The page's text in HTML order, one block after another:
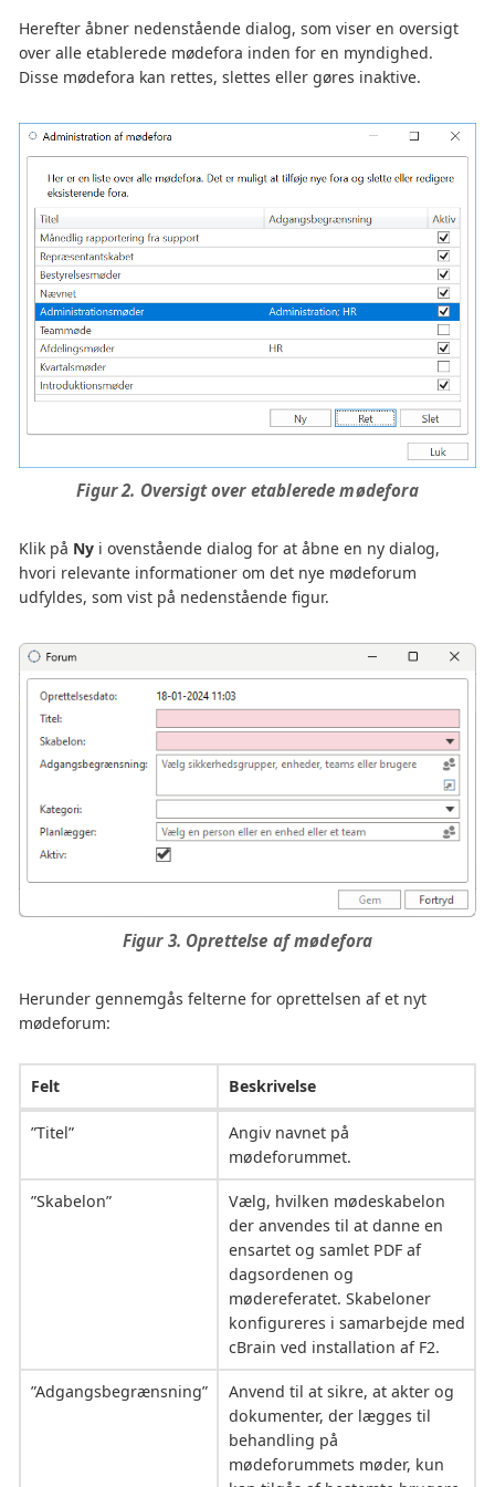
Herefter åbner nedenstående dialog, som viser en oversigt
over alle etablerede mødefora inden for en myndighed.
Disse mødefora kan rettes, slettes eller gøres inaktive.
Figur 2. Oversigt over etablerede mødefora
Klik på Ny i ovenstående dialog for at åbne en ny dialog,
hvori relevante informationer om det nye mødeforum
udfyldes, som vist på nedenstående figur.
Figur 3. Oprettelse af mødefora
Herunder gennemgås felterne for oprettelsen af et nyt
mødeforum:
Felt Beskrivelse
”Titel”
Angiv navnet på
mødeforummet.
”Skabelon”
Vælg, hvilken mødeskabelon
der anvendes til at danne en
ensartet og samlet PDF af
dagsordenen og
mødereferatet. Skabeloner
konfigureres i samarbejde med
cBrain ved installation af F2.
”Adgangsbegrænsning”
Anvend til at sikre, at akter og
dokumenter, der lægges til
behandling på
mødeforummets møder, kun